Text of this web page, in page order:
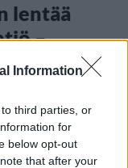
Information
third parties, or
for
below opt-out
that after your
lentää
–